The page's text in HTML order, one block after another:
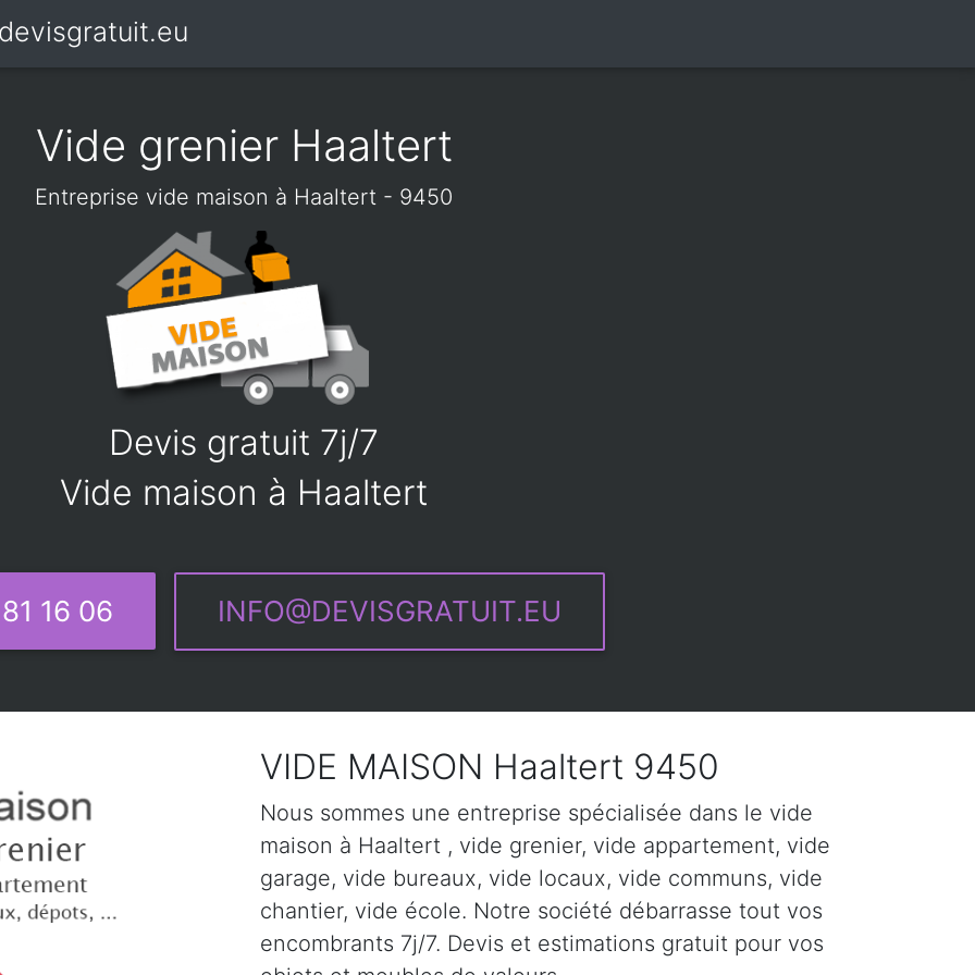
Vide grenier Haaltert
Entreprise vide maison à Haaltert - 9450
Devis gratuit 7j/7
Vide maison à Haaltert
16 06 INFO@DEVISGRATUIT.EU
VIDE MAISON Haaltert 9450
Nous sommes une entreprise spécialisée dans le vide
maison à Haaltert , vide grenier, vide appartement, vide
garage, vide bureaux, vide locaux, vide communs, vide
chantier, vide école. Notre société débarrasse tout vos
encombrants 7j/7. Devis et estimations gratuit pour vos